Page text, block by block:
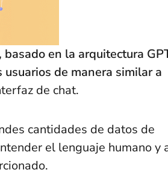
, basado en la arquitectura
de manera similar a
de chat.
cantidades de datos de
el lenguaje humano y